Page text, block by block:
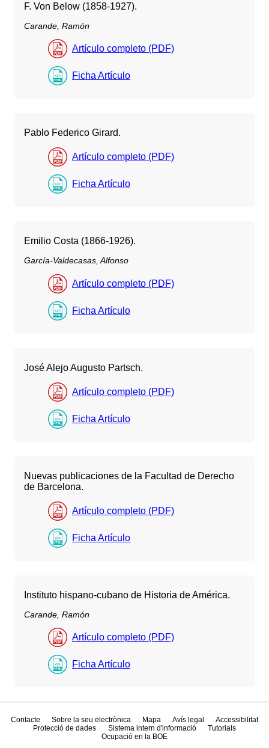
F. Von Below (1858-1927).
Carande, Ramón
Artículo completo (PDF)
Ficha Artículo
Pablo Federico Girard.
Artículo completo (PDF)
Ficha Artículo
Emilio Costa (1866-1926).
García-Valdecasas, Alfonso
Artículo completo (PDF)
Ficha Artículo
José Alejo Augusto Partsch.
Artículo completo (PDF)
Ficha Artículo
Nuevas publicaciones de la Facultad de Derecho
de Barcelona.
Artículo completo (PDF)
Ficha Artículo
Instituto hispano-cubano de Historia de América.
Carande, Ramón
Artículo completo (PDF)
Ficha Artículo
Contacte Sobre la seu electrònica Mapa Avís legal
Accessibilitat
Protecció de dades
Sistema intern d'informació
Tutorials
Ocupació en la BOE